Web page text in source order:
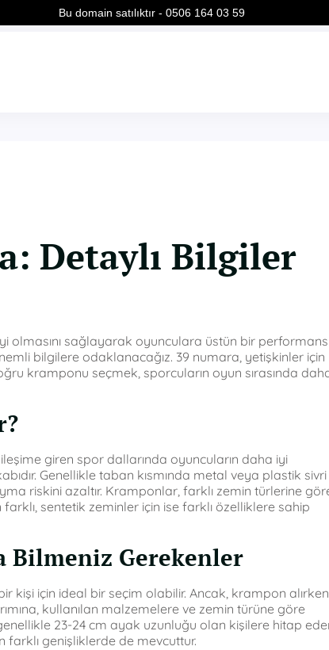
Detaylı Bilgiler
sağlayarak oyunculara üstün bir performans
bilgilere odaklanacağız. 39 numara, yetişkinler için
kramponu seçmek, sporcuların oyun sırasında
giren spor dallarında oyuncuların daha iyi
Genellikle taban kısmında metal veya plastik sivri
riskini azaltır. Kramponlar, farklı zemin türlerine
sentetik zeminler için ise farklı özelliklere sahip
Bilmeniz Gerekenler
için ideal bir seçim olabilir. Ancak, krampon alırken
kullanılan malzemelere ve zemin türüne göre
23-24 cm ayak uzunluğu olan kişilere hitap
farklı genişliklerde de mevcuttur.
Bu domain satılıktır - 0506 164 03 59